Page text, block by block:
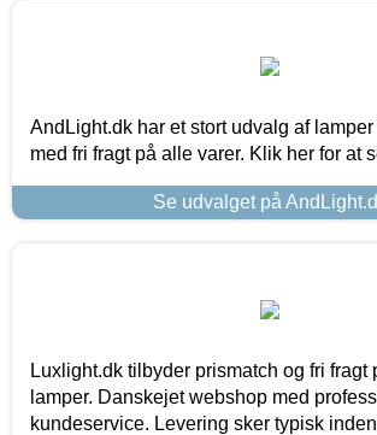
AndLight.dk har et stort udvalg af
med fri fragt på alle varer. Klik her for at
Se udvalget på
Luxlight.dk tilbyder prismatch og fri fragt
lamper. Danskejet webshop med
kundeservice. Levering sker typisk